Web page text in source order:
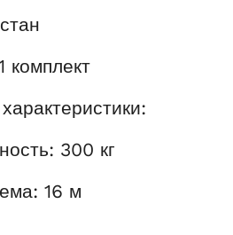
комплект
300 кг
16 м